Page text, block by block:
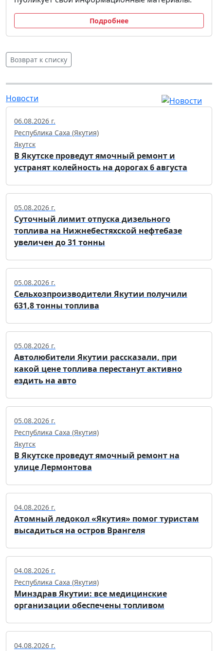
Подробнее
Возврат к списку
Новости
06.08.2026 г.
Республика Саха (Якутия)
Якутск
В Якутске проведут ямочный ремонт и
устранят колейность на дорогах 6 августа
05.08.2026 г.
Суточный лимит отпуска дизельного
топлива на Нижнебестяхской нефтебазе
увеличен до 31 тонны
05.08.2026 г.
Сельхозпроизводители Якутии получили
631,8 тонны топлива
05.08.2026 г.
Автолюбители Якутии рассказали, при
какой цене топлива перестанут активно
ездить на авто
05.08.2026 г.
Республика Саха (Якутия)
Якутск
В Якутске проведут ямочный ремонт на
улице Лермонтова
04.08.2026 г.
Атомный ледокол «Якутия» помог туристам
высадиться на остров Врангеля
04.08.2026 г.
Республика Саха (Якутия)
Минздрав Якутии: все медицинские
организации обеспечены топливом
04.08.2026 г.